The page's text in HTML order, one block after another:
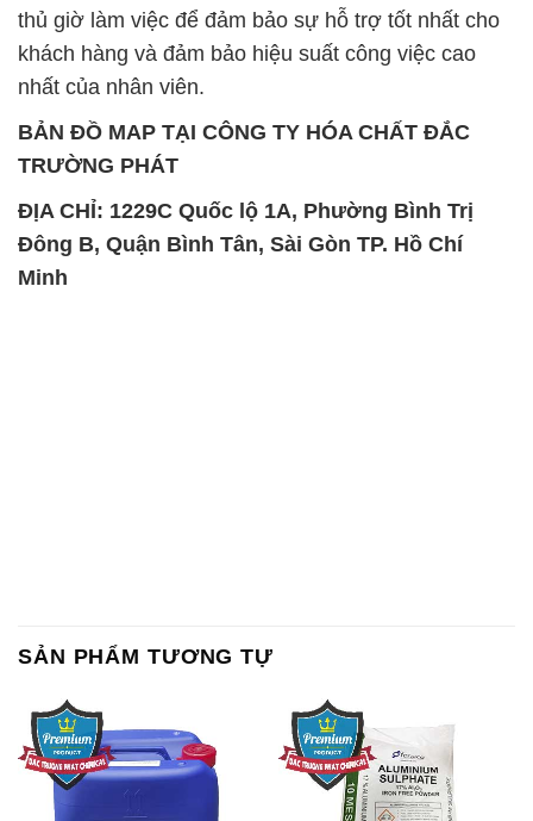
thủ giờ làm việc để đảm bảo sự hỗ trợ tốt nhất cho
khách hàng và đảm bảo hiệu suất công việc cao
nhất của nhân viên.
BẢN ĐỒ MAP TẠI CÔNG TY HÓA CHẤT ĐẮC
TRƯỜNG PHÁT
ĐỊA CHỈ: 1229C Quốc lộ 1A, Phường Bình Trị
Đông B, Quận Bình Tân, Sài Gòn TP. Hồ Chí
Minh
SẢN PHẨM TƯƠNG TỰ